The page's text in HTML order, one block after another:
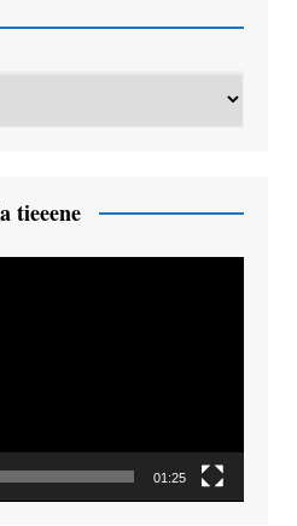
tieeene
01:25